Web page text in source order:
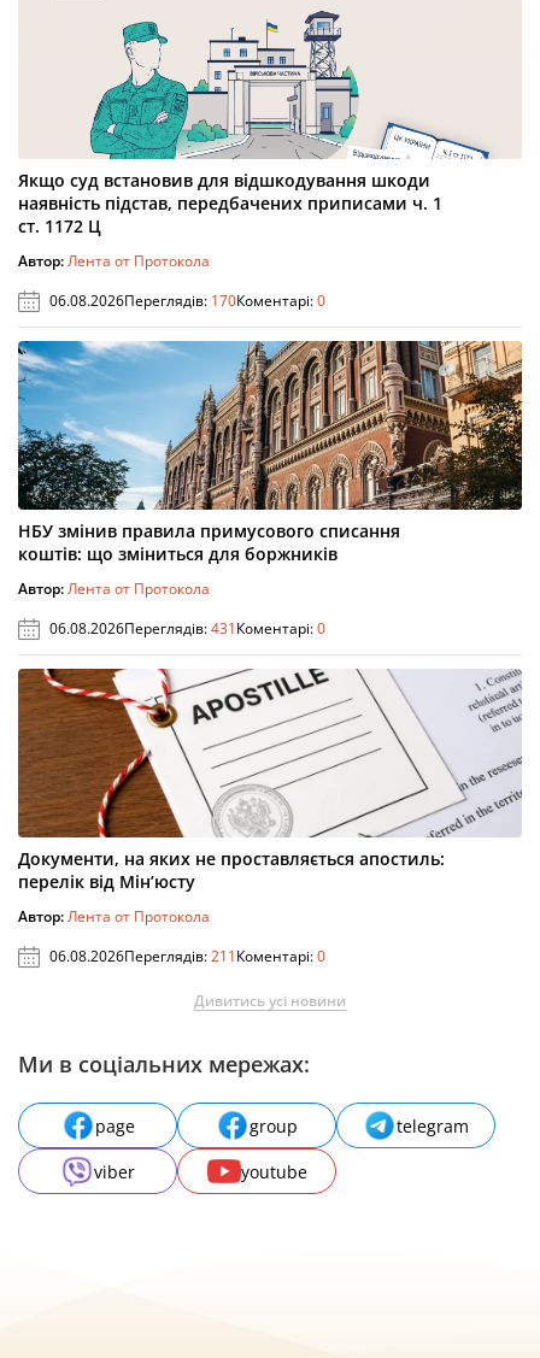
Якщо суд встановив для відшкодування шкоди
наявність підстав, передбачених приписами ч. 1
ст. 1172 Ц
Автор:Лента от Протокола
06.08.2026Переглядів: 170Коментарі:0
НБУ змінив правила примусового списання
коштів: що зміниться для боржників
Автор:Лента от Протокола
06.08.2026Переглядів:431Коментарі:0
Документи, на яких не проставляється апостиль:
перелік від Мін’юсту
Автор:Лента от Протокола
06.08.2026Переглядів:211Коментарі:0
Дивитись усі новини
Ми в соціальних мережах:
page group
telegram
viber
youtube